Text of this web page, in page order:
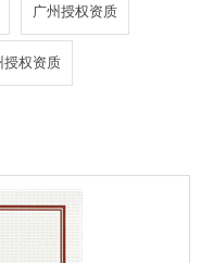
广州授权资质
授权资质